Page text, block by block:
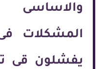
والاساسى
المشكلات
يفشلون قى